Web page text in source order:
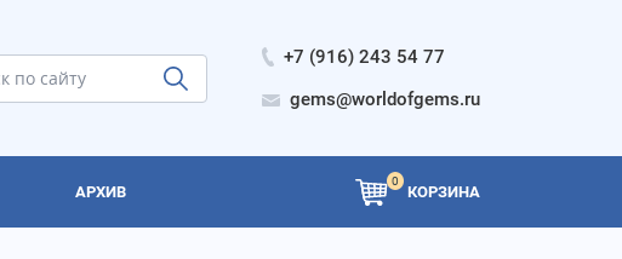
+7 (916) 243 54 77
gems@worldofgems.ru
АРХИВ
0
КОРЗИНА